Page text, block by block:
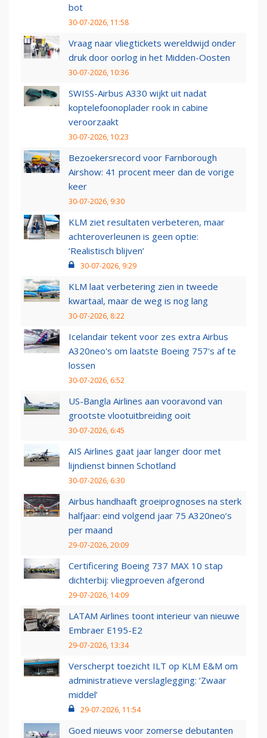
bot
30-07-2026, 11:58
Vraag naar vliegtickets wereldwijd onder
druk door oorlog in het Midden-Oosten
30-07-2026, 10:36
SWISS-Airbus A330 wijkt uit nadat
koptelefoonoplader rook in cabine
veroorzaakt
30-07-2026, 10:23
Bezoekersrecord voor Farnborough
Airshow: 41 procent meer dan de vorige
keer
30-07-2026, 9:30
KLM ziet resultaten verbeteren, maar
achteroverleunen is geen optie:
‘Realistisch blijven’
30-07-2026, 9:29
KLM laat verbetering zien in tweede
kwartaal, maar de weg is nog lang
30-07-2026, 8:22
Icelandair tekent voor zes extra Airbus
A320neo's om laatste Boeing 757's af te
lossen
30-07-2026, 6:52
US-Bangla Airlines aan vooravond van
grootste vlootuitbreiding ooit
30-07-2026, 6:45
AIS Airlines gaat jaar langer door met
lijndienst binnen Schotland
30-07-2026, 6:30
Airbus handhaaft groeiprognoses na sterk
halfjaar: eind volgend jaar 75 A320neo’s
per maand
29-07-2026, 20:09
Certificering Boeing 737 MAX 10 stap
dichterbij: vliegproeven afgerond
29-07-2026, 14:09
LATAM Airlines toont interieur van nieuwe
Embraer E195-E2
29-07-2026, 13:34
Verscherpt toezicht ILT op KLM E&M om
administratieve verslaglegging: ‘Zwaar
middel’
29-07-2026, 11:54
Goed nieuws voor zomerse debutanten